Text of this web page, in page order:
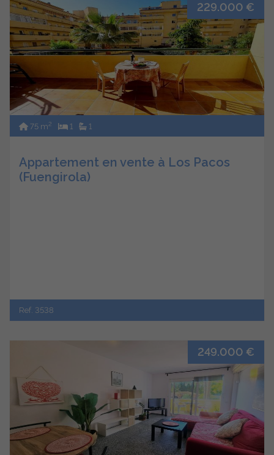
229.000 €
75 m2 1 1
Appartement en vente à Los Pacos
(Fuengirola)
Ref. 3538
249.000 €